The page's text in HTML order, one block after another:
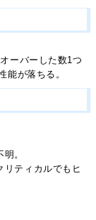
ーバーした数1つ
能が落ちる。
。
リティカルでもヒ